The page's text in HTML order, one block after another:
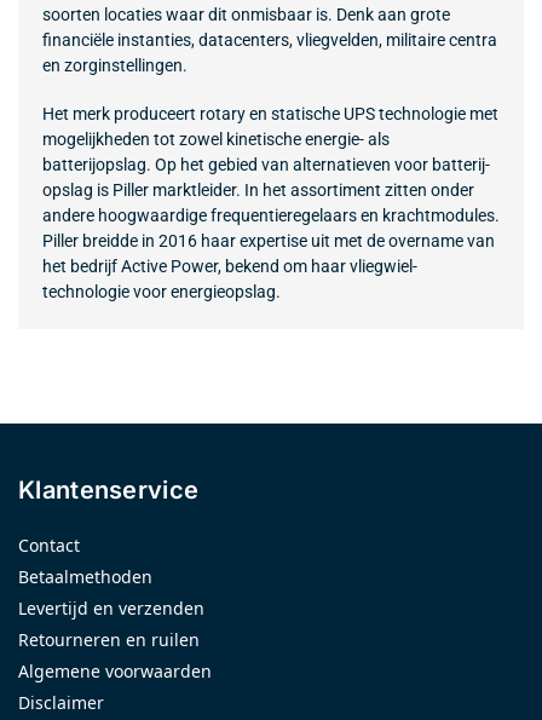
soorten locaties waar dit onmisbaar is. Denk aan grote
financiële instanties, datacenters, vliegvelden, militaire centra
en zorginstellingen.
Het merk produceert rotary en statische UPS technologie met
mogelijkheden tot zowel kinetische energie- als
batterijopslag. Op het gebied van alternatieven voor batterij-
opslag is Piller marktleider. In het assortiment zitten onder
andere hoogwaardige frequentieregelaars en krachtmodules.
Piller breidde in 2016 haar expertise uit met de overname van
het bedrijf Active Power, bekend om haar vliegwiel-
technologie voor energieopslag.
Klantenservice
Contact
Betaalmethoden
Levertijd en verzenden
Retourneren en ruilen
Algemene voorwaarden
Disclaimer